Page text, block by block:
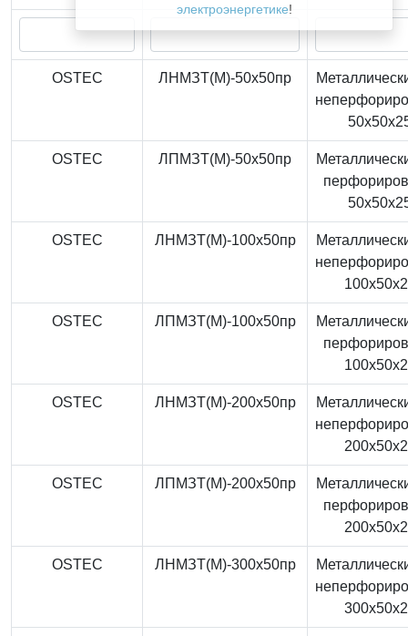
электроэнергетике!
OSTEC ЛНМЗТ(М)-50x50пр
OSTEC ЛПМЗТ(М)-50x50пр
OSTEC ЛНМЗТ(М)-100x50пр
OSTEC ЛПМЗТ(М)-100x50пр
OSTEC ЛНМЗТ(М)-200x50пр
OSTEC ЛПМЗТ(М)-200x50пр
OSTEC ЛНМЗТ(М)-300x50пр